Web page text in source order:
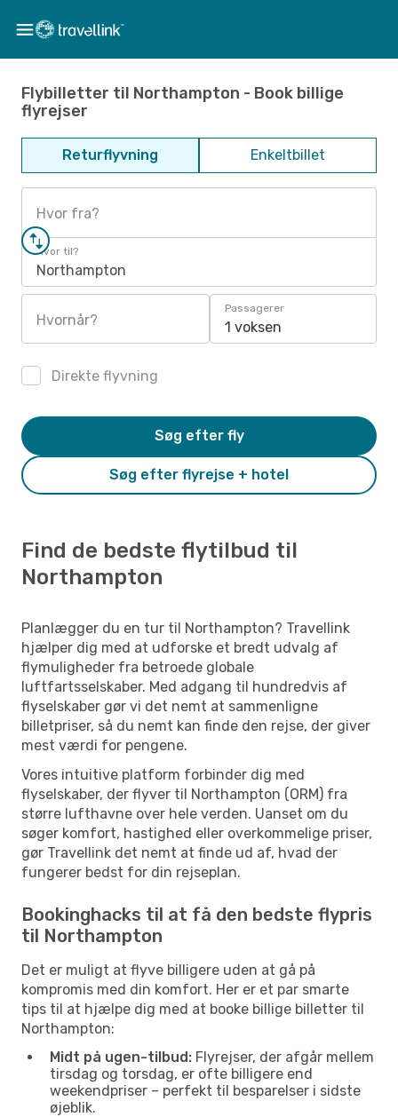
Flybilletter til Northampton - Book billige
flyrejser
Returflyvning Enkeltbillet
Hvor fra?
Hvor til?
Northampton
Hvornår?
Passagerer
1 voksen
Direkte flyvning
Søg efter flyrejse + hotel
Søg efter fly
Find de bedste flytilbud til
Northampton
Planlægger du en tur til Northampton? Travellink
hjælper dig med at udforske et bredt udvalg af
flymuligheder fra betroede globale
luftfartsselskaber. Med adgang til hundredvis af
flyselskaber gør vi det nemt at sammenligne
billetpriser, så du nemt kan finde den rejse, der giver
mest værdi for pengene.
Vores intuitive platform forbinder dig med
flyselskaber, der flyver til Northampton (ORM) fra
større lufthavne over hele verden. Uanset om du
søger komfort, hastighed eller overkommelige priser,
gør Travellink det nemt at finde ud af, hvad der
fungerer bedst for din rejseplan.
Bookinghacks til at få den bedste flypris
til Northampton
Det er muligt at flyve billigere uden at gå på
kompromis med din komfort. Her er et par smarte
tips til at hjælpe dig med at booke billige billetter til
Northampton:
Midt på ugen-tilbud: Flyrejser, der afgår mellem
tirsdag og torsdag, er ofte billigere end
weekendpriser – perfekt til besparelser i sidste
øjeblik.